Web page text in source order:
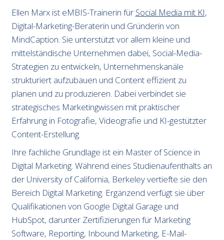
Ellen Marx ist eMBIS-Trainerin für Social Media mit KI,
Digital-Marketing-Beraterin und Gründerin von
MindCaption. Sie unterstützt vor allem kleine und
mittelständische Unternehmen dabei, Social-Media-
Strategien zu entwickeln, Unternehmenskanäle
strukturiert aufzubauen und Content effizient zu
planen und zu produzieren. Dabei verbindet sie
strategisches Marketingwissen mit praktischer
Erfahrung in Fotografie, Videografie und KI-gestützter
Content-Erstellung.
Ihre fachliche Grundlage ist ein Master of Science in
Digital Marketing. Während eines Studienaufenthalts an
der University of California, Berkeley vertiefte sie den
Bereich Digital Marketing. Ergänzend verfügt sie über
Qualifikationen von Google Digital Garage und
HubSpot, darunter Zertifizierungen für Marketing
Software, Reporting, Inbound Marketing, E-Mail-